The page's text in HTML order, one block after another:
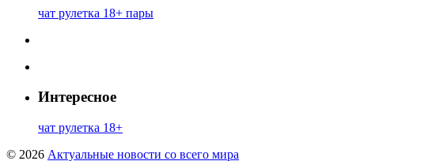
чат рулетка 18+ пары
Интересное
чат рулетка 18+
© 2026 Актуальные новости со всего мира